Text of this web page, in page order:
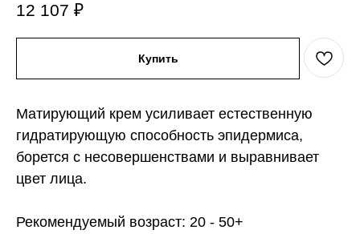
12 107 ₽
Купить
Матирующий крем усиливает естественную
гидратирующую способность эпидермиса,
борется с несовершенствами и выравнивает
цвет лица.
Рекомендуемый возраст: 20 - 50+